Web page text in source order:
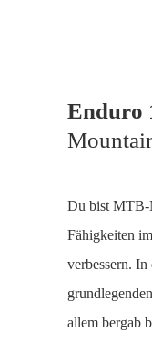
Enduro
Du bist MTB-
Fähigkeiten
verbessern.
allem bergab